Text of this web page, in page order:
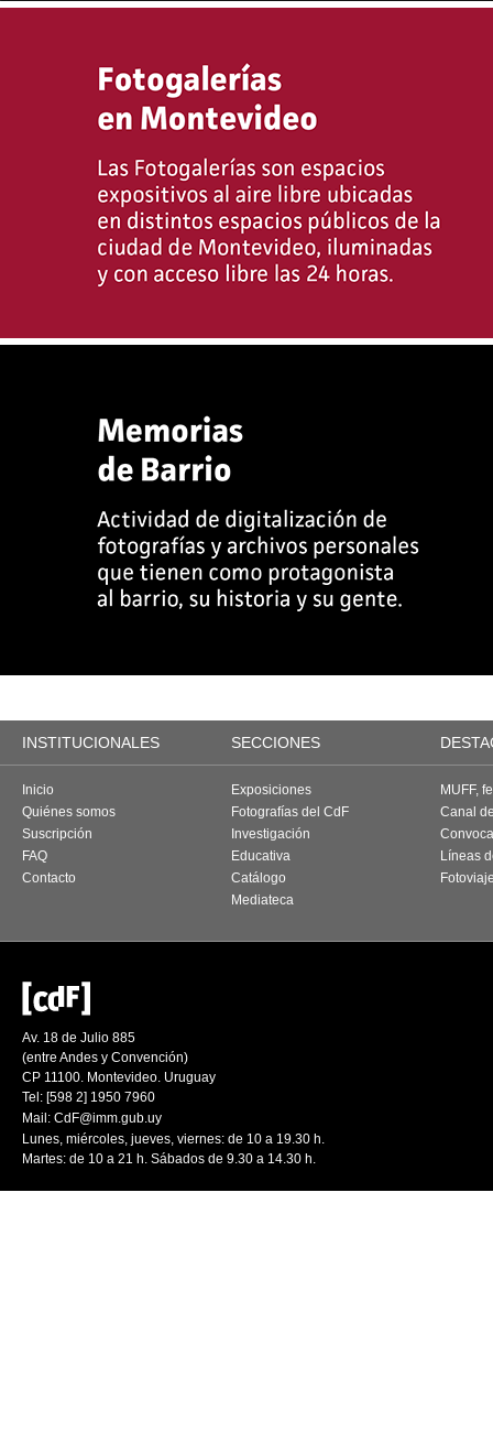
INSTITUCIONALES SECCIONES
Inicio
Quiénes somos
Suscripción
FAQ
Contacto
Exposiciones
Fotografías del CdF
Investigación
Educativa
Catálogo
Mediateca
MUFF,
Canal
Líneas
Av. 18 de Julio 885
(entre Andes y Convención)
CP 11100. Montevideo. Uruguay
Tel: [598 2] 1950 7960
Mail: CdF@imm.gub.uy
Lunes, miércoles, jueves, viernes: de 10 a 19.30 h.
Martes: de 10 a 21 h. Sábados de 9.30 a 14.30 h.